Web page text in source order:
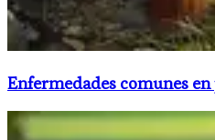
Enfermedades comunes